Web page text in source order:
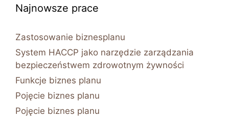
Najnowsze prace
Zastosowanie biznesplanu
System HACCP jako narzędzie zarządzania
bezpieczeństwem zdrowotnym żywności
Funkcje biznes planu
Pojęcie biznes planu
Pojęcie biznes planu